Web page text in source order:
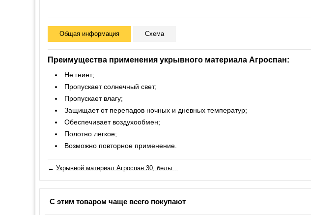
Общая информация Схема
Преимущества применения укрывного материала Агроспан:
Не гниет;
Пропускает солнечный свет;
Пропускает влагу;
Защищает от перепадов ночных и дневных температур;
Обеспечивает воздухообмен;
Полотно легкое;
Возможно повторное применение.
← Укрывной материал Агроспан 30, белы...
С этим товаром чаще всего покупают